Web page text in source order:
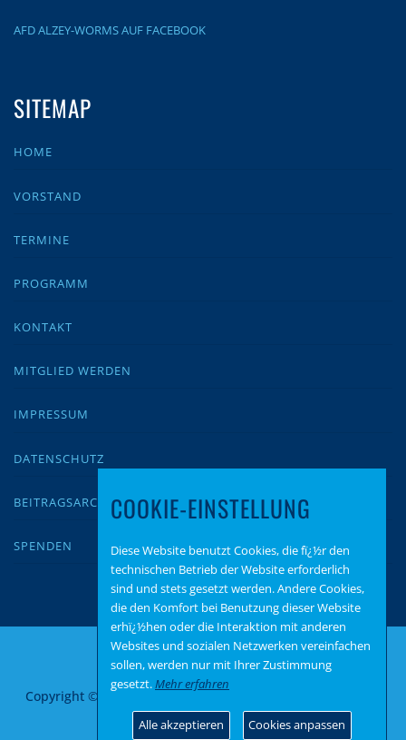
AFD ALZEY-WORMS AUF FACEBOOK
SITEMAP
HOME
VORSTAND
TERMINE
PROGRAMM
KONTAKT
MITGLIED WERDEN
IMPRESSUM
DATENSCHUTZ
BEITRAGSARCHIV
SPENDEN
Copyright © 2026 AfD Alzey Worms
FameThemes
COOKIE-EINSTELLUNG
Diese Website benutzt Cookies, die fï¿½r den
technischen Betrieb der Website erforderlich
sind und stets gesetzt werden. Andere Cookies,
die den Komfort bei Benutzung dieser Website
erhï¿½hen oder die Interaktion mit anderen
Websites und sozialen Netzwerken vereinfachen
sollen, werden nur mit Ihrer Zustimmung
gesetzt.Mehr erfahren
Alle akzeptieren Cookies anpassen